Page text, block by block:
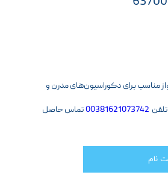
مناسب برای دکوراسیون‌های مدرن و
00381621073742تماس حاصل
نام